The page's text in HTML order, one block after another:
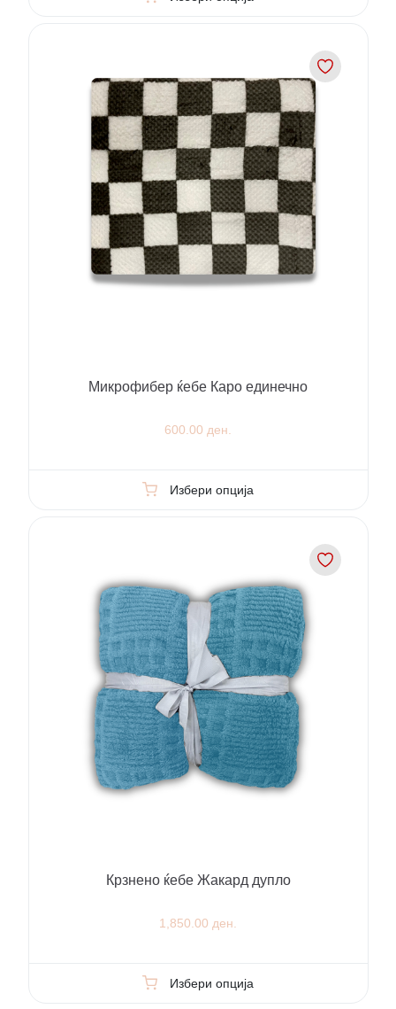
Микрофибер ќебе Каро единечно
600.00 ден.
Избери опција
Крзнено ќебе Жакард дупло
1,850.00 ден.
Избери опција